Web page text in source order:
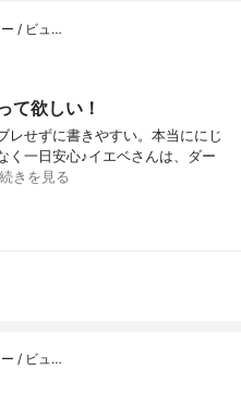
/ ビュ…
て欲しい！
レせずに書きやすい。本当ににじ
く一日安心♪イエベさんは、ダー
続きを見る
ー / ビュ…